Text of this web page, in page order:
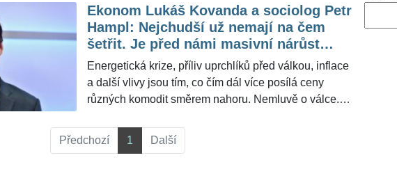
Ekonom Lukáš Kovanda a sociolog Petr
Hampl: Nejchudší už nemají na čem
šetřit. Je před námi masivní nárůst
bezdomovectví
Energetická krize, příliv uprchlíků před válkou, inflace
a další vlivy jsou tím, co čím dál více posílá ceny
různých komodit směrem nahoru. Nemluvě o válce.
pociťovat. Podle ekonoma Lukáše Kovandy (41) to
Předchozí 1 Další